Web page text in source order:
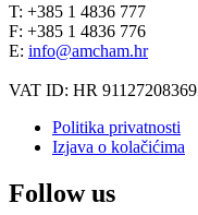
T: +385 1 4836 777
F: +385 1 4836 776
E: info@amcham.hr
VAT ID: HR 91127208369
Politika privatnosti
Izjava o kolačićima
Follow us